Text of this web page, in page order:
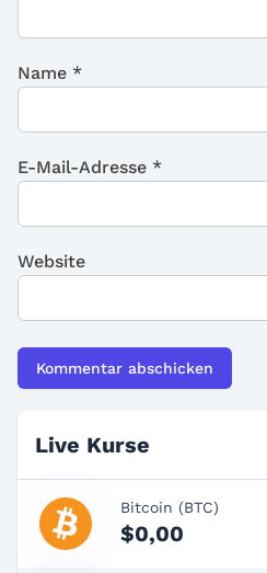
Name *
E-Mail-Adresse *
Website
Live Kurse
Bitcoin (BTC)
$0,00